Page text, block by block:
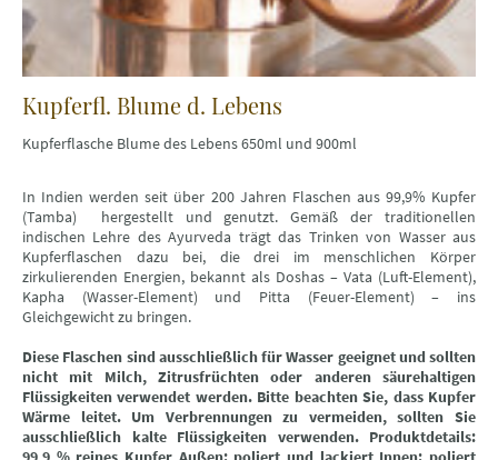
Kupferfl. Blume d. Lebens
Kupferflasche Blume des Lebens 650ml und 900ml
In Indien werden seit über 200 Jahren Flaschen aus 99,9% Kupfer
(Tamba) hergestellt und genutzt. Gemäß der traditionellen
indischen Lehre des Ayurveda trägt das Trinken von Wasser aus
Kupferflaschen dazu bei, die drei im menschlichen Körper
zirkulierenden Energien, bekannt als Doshas – Vata (Luft-Element),
Kapha (Wasser-Element) und Pitta (Feuer-Element) – ins
Gleichgewicht zu bringen.
Diese Flaschen sind ausschließlich für Wasser geeignet und sollten
nicht mit Milch, Zitrusfrüchten oder anderen säurehaltigen
Flüssigkeiten verwendet werden. Bitte beachten Sie, dass Kupfer
Wärme leitet. Um Verbrennungen zu vermeiden, sollten Sie
ausschließlich kalte Flüssigkeiten verwenden. Produktdetails: